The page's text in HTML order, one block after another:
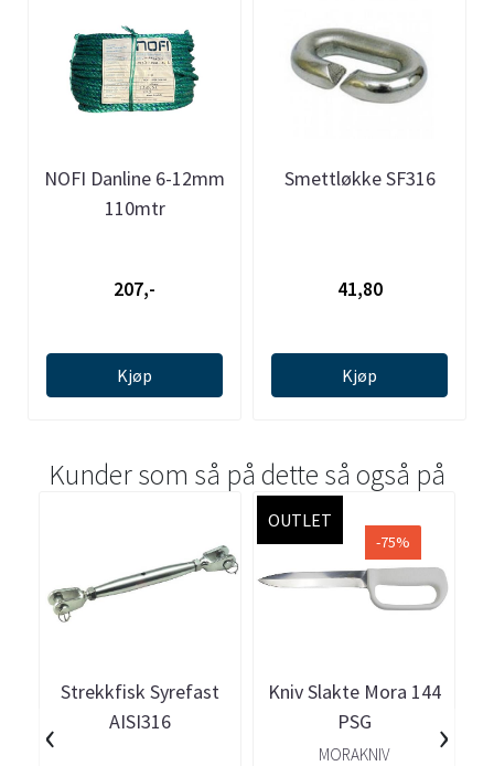
NOFI Danline 6-12mm
110mtr
207,-
Kjøp
Smettløkke SF316
41,80
Kjøp
Kunder som så på dette så også på
Strekkfisk Syrefast
AISI316
OUTLET
-75%
Kniv Slakte Mora 144
PSG
MORAKNIV
‹ ›